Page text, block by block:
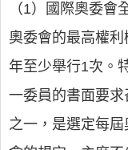
（1）國際奧委會
奧委會的最高權
年至少舉行1次。
一委員的書面要
之一，是選定每